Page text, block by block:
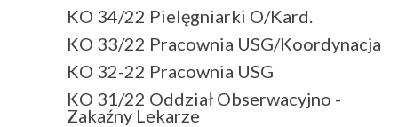
KO 34/22 Pielęgniarki O/Kard.
KO 33/22 Pracownia USG/Koordynacja
KO 32-22 Pracownia USG
KO 31/22 Oddział Obserwacyjno -
Zakaźny Lekarze